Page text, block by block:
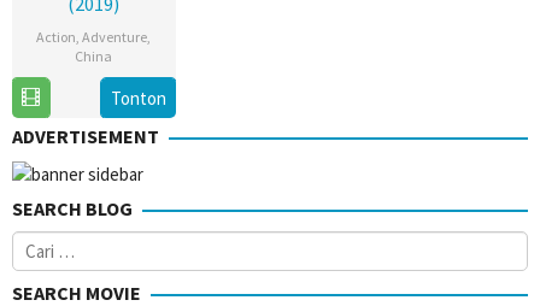
Action ,Adventure
China
Nov
2019
Tonton
ADVERTISEMENT
SEARCH BLOG
Cari
untuk:
SEARCH MOVIE